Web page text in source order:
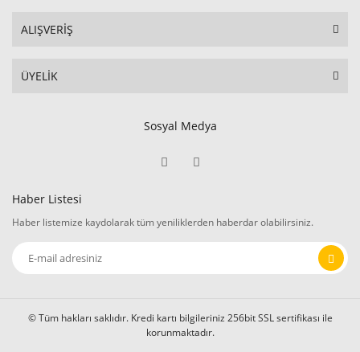
ALIŞVERİŞ
ÜYELİK
Sosyal Medya
Haber Listesi
Haber listemize kaydolarak tüm yeniliklerden haberdar olabilirsiniz.
© Tüm hakları saklıdır. Kredi kartı bilgileriniz 256bit SSL sertifikası ile
korunmaktadır.